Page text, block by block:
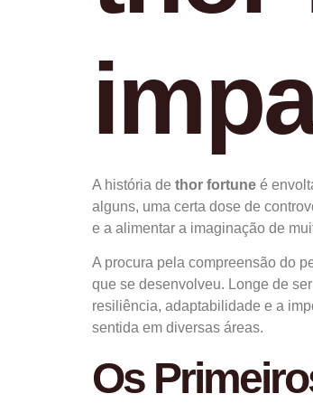
A história de thor fortune é
alguns, uma certa dose de
e a alimentar a imaginação de
A procura pela compreensão do
que se desenvolveu. Longe de
resiliência, adaptabilidade e a
sentida em diversas áreas.
Os